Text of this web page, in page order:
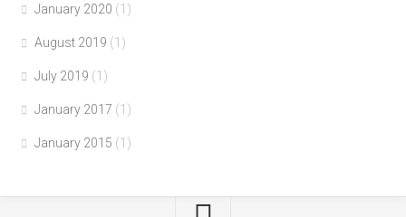
January 2020 (1)
August 2019 (1)
July 2019 (1)
January 2017 (1)
January 2015 (1)